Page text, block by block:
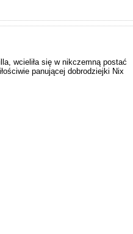
wcieliła się w nikczemną postać
panującej dobrodziejki Nix